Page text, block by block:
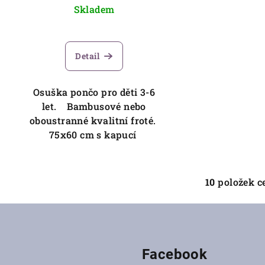
Skladem
Detail
Osuška pončo pro děti 3-6
let. Bambusové nebo
oboustranné kvalitní froté.
75x60 cm s kapucí
O
v
10 položek
Facebook